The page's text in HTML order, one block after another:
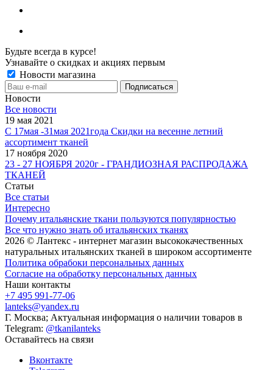
Будьте всегда в курсе!
Узнавайте о скидках и акциях первым
Новости магазина
Новости
Все новости
19 мая 2021
С 17мая -31мая 2021года Скидки на весенне летний
ассортимент тканей
17 ноября 2020
23 - 27 НОЯБРЯ 2020г - ГРАНДИОЗНАЯ РАСПРОДАЖА
ТКАНЕЙ
Статьи
Все статьи
Интересно
Почему итальянские ткани пользуются популярностью
Все что нужно знать об итальянских тканях
2026 © Лантекс - интернет магазин высококачественных
натуральных итальянских тканей в широком ассортименте
Политика обрабоки персональных данных
Согласие на обработку персональных данных
Наши контакты
+7 495 991-77-06
lanteks@yandex.ru
Г. Москва; Актуальная информация о наличии товаров в
Telegram: @tkanilanteks
Оставайтесь на связи
Вконтакте